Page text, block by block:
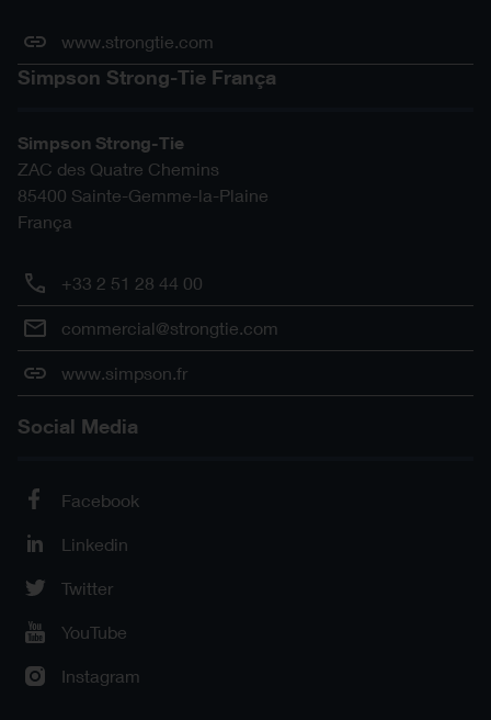
www.strongtie.com
Simpson Strong-Tie França
Simpson Strong-Tie
ZAC des Quatre Chemins
85400 Sainte-Gemme-la-Plaine
França
+33 2 51 28 44 00
commercial@strongtie.com
www.simpson.fr
Social Media
Facebook
Linkedin
Twitter
YouTube
Instagram